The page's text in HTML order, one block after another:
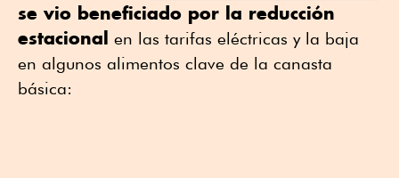
se vio beneficiado por la reducción
estacional en las tarifas eléctricas y la baja
en algunos alimentos clave de la canasta
básica: